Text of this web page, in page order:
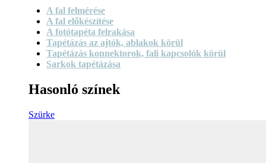
A fal felmérése
A fal előkészítése
A fotótapéta felrakása
Tapétázás az ajtók, ablakok körül
Tapétázás konnektorok, fali kapcsolók körül
Sarkok tapétázása
Hasonló színek
Szürke